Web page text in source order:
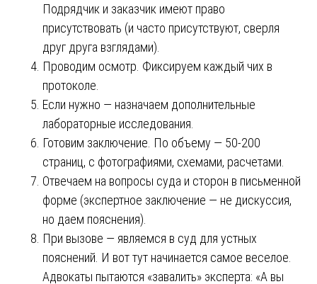
Подрядчик и заказчик имеют право
присутствовать (и часто присутствуют, сверля
друг друга взглядами).
Проводим осмотр. Фиксируем каждый чих в
протоколе.
Если нужно — назначаем дополнительные
лабораторные исследования.
Готовим заключение. По объему — 50-200
страниц, с фотографиями, схемами, расчетами.
Отвечаем на вопросы суда и сторон в письменной
форме (экспертное заключение — не дискуссия,
но даем пояснения).
При вызове — являемся в суд для устных
пояснений. И вот тут начинается самое веселое.
Адвокаты пытаются «завалить» эксперта: «А вы